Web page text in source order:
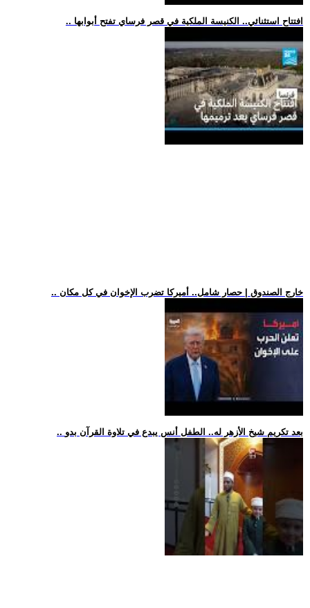
.. افتتاح استثنائي.. الكنيسة الملكية في قصر فرساي تفتح أبوابها
.. خارج الصندوق | حصار شامل.. أميركا تضرب الإخوان في كل مكان
.. بعد تكريم شيخ الأزهر له.. الطفل أنس يبدع في تلاوة القرآن بدو